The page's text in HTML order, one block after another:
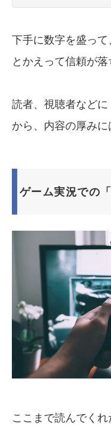
下手に数字を盛っ
とかえって信頼が落
読者、視聴者など
から、内容の厚みに
ゲーム実況での
ここまで読んでく